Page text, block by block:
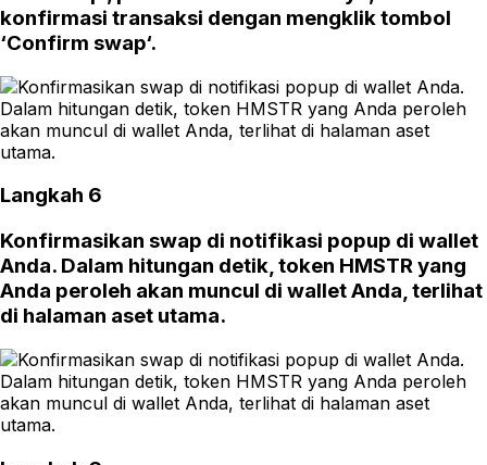
konfirmasi transaksi dengan mengklik tombol
‘Confirm swap‘.
Langkah 6
Konfirmasikan swap di notifikasi popup di wallet
Anda. Dalam hitungan detik, token HMSTR yang
Anda peroleh akan muncul di wallet Anda, terlihat
di halaman aset utama.